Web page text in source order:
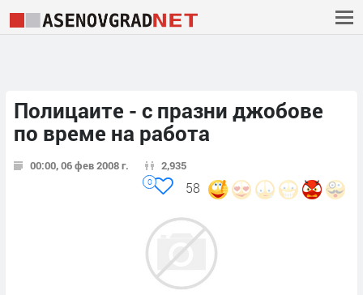
Полицаите - с празни джобове
по време на работа
00:00, 06 фев 2008 г. 2,935
58
0